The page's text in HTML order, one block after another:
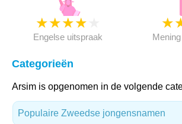
★★★★
Engelse uitspraak
★
Categorieën
Arsim is opgenomen in de volgende
Populaire Zweedse jongensnamen